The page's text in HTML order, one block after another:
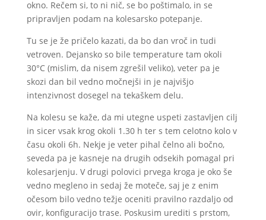
okno. Rečem si, to ni nič, se bo poštimalo, in se
pripravljen podam na kolesarsko potepanje.
Tu se je že pričelo kazati, da bo dan vroč in tudi
vetroven. Dejansko so bile temperature tam okoli
30°C (mislim, da nisem zgrešil veliko), veter pa je
skozi dan bil vedno močnejši in je najvišjo
intenzivnost dosegel na tekaškem delu.
Na kolesu se kaže, da mi utegne uspeti zastavljen cilj
in sicer vsak krog okoli 1.30 h ter s tem celotno kolo v
času okoli 6h. Nekje je veter pihal čelno ali bočno,
seveda pa je kasneje na drugih odsekih pomagal pri
kolesarjenju. V drugi polovici prvega kroga je oko še
vedno megleno in sedaj že moteče, saj je z enim
očesom bilo vedno težje oceniti pravilno razdaljo od
ovir, konfiguracijo trase. Poskusim urediti s prstom,